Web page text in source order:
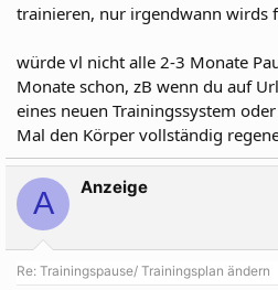
trainieren, nur irgendwann wirds
würde vl nicht alle 2-3 Monate
Monate schon, zB wenn du auf
eines neuen Trainingssystem
Mal den Körper vollständig
A Anzeige
Re: Trainingspause/ Trainingsplan ändern